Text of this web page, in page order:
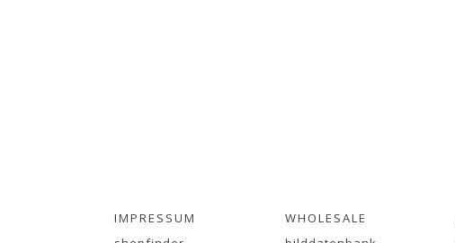
IMPRESSUM
WHOLESALE